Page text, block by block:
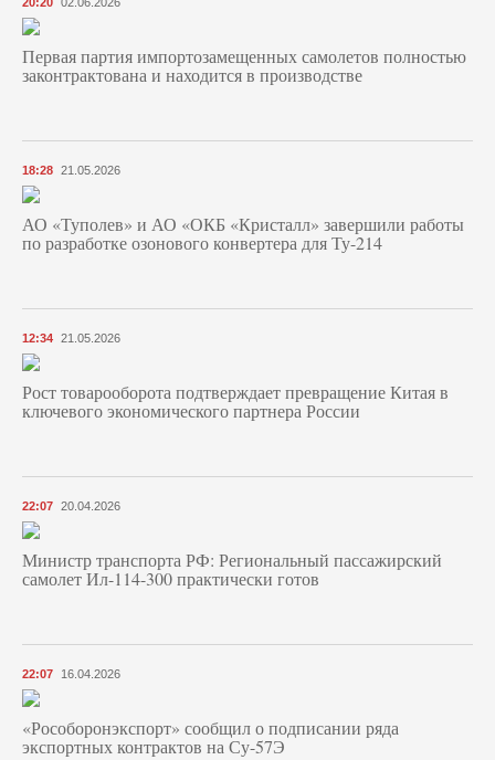
20:20 02.06.2026
Первая партия импортозамещенных самолетов полностью
законтрактована и находится в производстве
18:28 21.05.2026
АО «Туполев» и АО «ОКБ «Кристалл» завершили работы
по разработке озонового конвертера для Ту-214
12:34 21.05.2026
Рост товарооборота подтверждает превращение Китая в
ключевого экономического партнера России
22:07 20.04.2026
Министр транспорта РФ: Региональный пассажирский
самолет Ил-114-300 практически готов
22:07 16.04.2026
«Рособоронэкспорт» сообщил о подписании ряда
экспортных контрактов на Су-57Э